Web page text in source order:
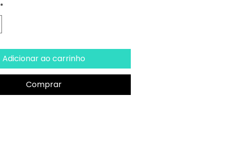
*
Adicionar ao carrinho
Comprar